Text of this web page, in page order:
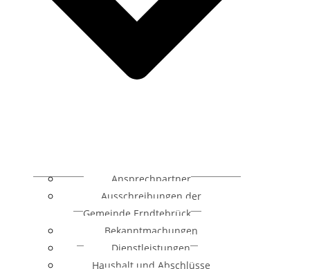
Ansprechpartner
Ausschreibungen der
Gemeinde Erndtebrück
Bekanntmachungen
Dienstleistungen
Haushalt und Abschlüsse